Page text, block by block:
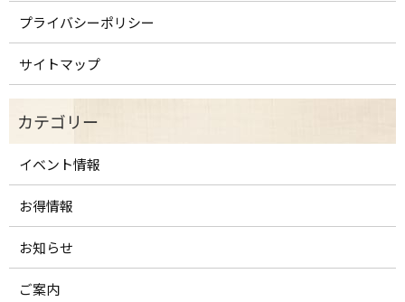
プライバシーポリシー
サイトマップ
イベント情報
お得情報
お知らせ
ご案内